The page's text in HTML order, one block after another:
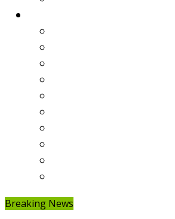
Breaking News